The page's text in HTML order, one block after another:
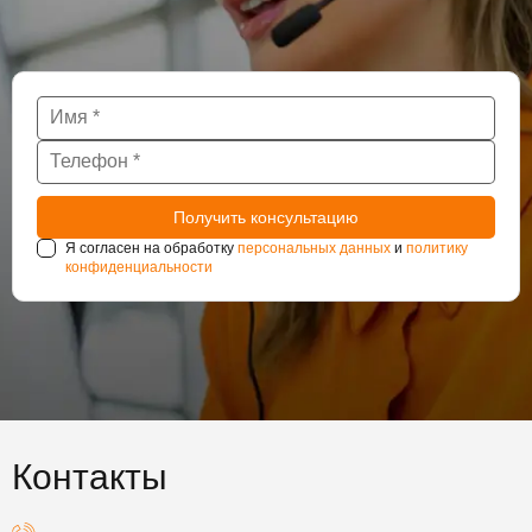
Я согласен на обработку персональных данных и политику
конфиденциальности
Контакты